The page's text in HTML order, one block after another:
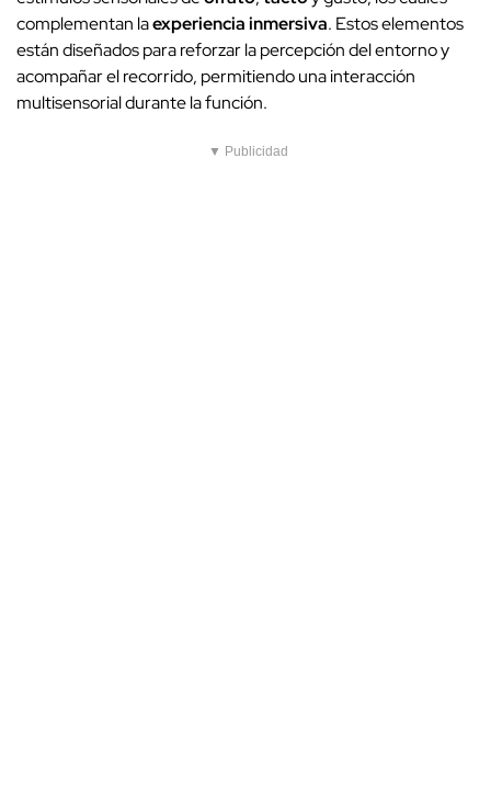
complementan laexperiencia inmersiva. Estos elementos
están diseñados para reforzar la percepción del entorno y
acompañar el recorrido, permitiendo una interacción
multisensorial durante la función.
▼ Publicidad